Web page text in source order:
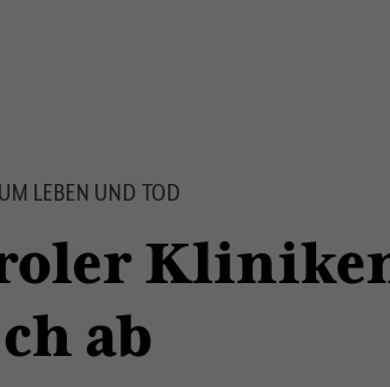
LEBEN UND TOD
ab